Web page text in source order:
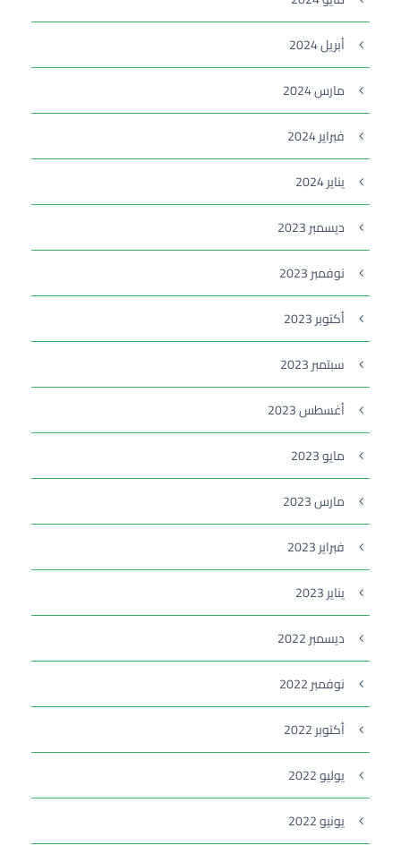
أبريل 2024
مارس 2024
فبراير 2024
يناير 2024
ديسمبر 2023
نوفمبر 2023
أكتوبر 2023
سبتمبر 2023
أغسطس 2023
مايو 2023
مارس 2023
فبراير 2023
يناير 2023
ديسمبر 2022
نوفمبر 2022
أكتوبر 2022
يوليو 2022
يونيو 2022